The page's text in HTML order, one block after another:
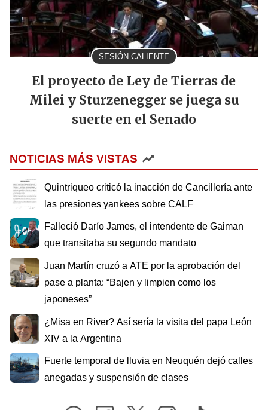
SESIÓN CALIENTE
El proyecto de Ley de Tierras de
Milei y Sturzenegger se juega su
suerte en el Senado
NOTICIAS MÁS VISTAS
Quintriqueo criticó la inacción de Cancillería ante
las presiones yankees sobre CALF
Falleció Darío James, el intendente de Gaiman
que transitaba su segundo mandato
Juan Martín cruzó a ATE por la aprobación del
pase a planta: “Bajen y limpien como los
japoneses”
¿Misa en River? Así sería la visita del papa León
XIV a la Argentina
Fuerte temporal de lluvia en Neuquén dejó calles
anegadas y suspensión de clases